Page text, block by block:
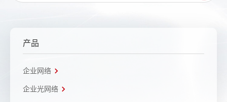
产品
企业网络
企业光网络